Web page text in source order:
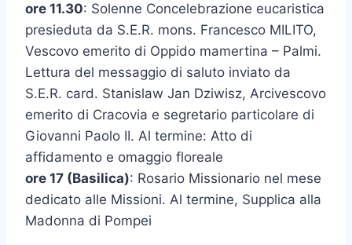
ore 11.30: Solenne Concelebrazione eucaristica
presieduta da S.E.R. mons. Francesco MILITO,
Vescovo emerito di Oppido mamertina – Palmi.
Lettura del messaggio di saluto inviato da
S.E.R. card. Stanislaw Jan Dziwisz, Arcivescovo
emerito di Cracovia e segretario particolare di
Giovanni Paolo II. Al termine: Atto di
affidamento e omaggio floreale
ore 17 (Basilica): Rosario Missionario nel mese
dedicato alle Missioni. Al termine, Supplica alla
Madonna di Pompei